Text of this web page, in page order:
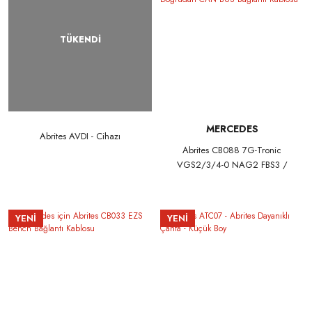
TÜKENDİ
Abrites AVDI - Cihazı
MERCEDES
Abrites CB088 7G-Tronic
VGS2/3/4-0 NAG2 FBS3 /
YENİ
YENİ